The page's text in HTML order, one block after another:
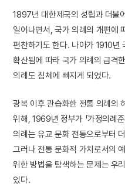
1897년 대한제국의 성립과 더불
일어나면서, 국가 의례의 개편에
편찬하기도 한다. 나아가 1910년
확산됨에 따라 국가 의례의 급격
의례도 침체에 빠지게 되었다.
광복 이후 관습화한 전통 의례의
위해, 1969년 정부가 「가정의례
의례는 유교 문화 전통으로부터
그러나 전통 문화적 가치로서의
위한 방법을 탐색하는 문제는 우
있다.